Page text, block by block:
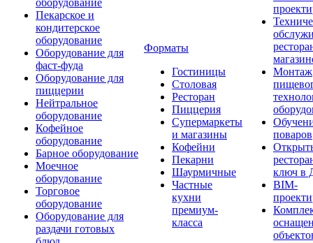
оборудование
Пекарское и
кондитерское
оборудование
Оборудование для
фаст-фуда
Оборудование для
пиццерии
Нейтральное
оборудование
Кофейное
оборудование
Барное оборудование
Моечное
оборудование
Торговое
оборудование
Оборудование для
раздачи готовых
Форматы
Гостиницы
Столовая
Ресторан
Пиццерия
Супермаркеты
и магазины
Кофейни
Пекарни
Шаурмичные
Частные
кухни
премиум-
класса
Монтаж
поваров
ключ в
BIM-